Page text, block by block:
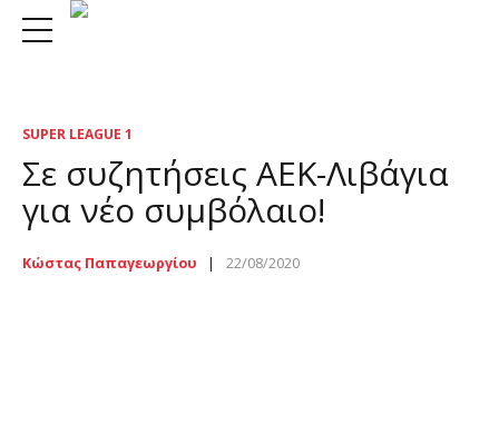
SUPER LEAGUE 1
Σε συζητήσεις ΑΕΚ-Λιβάγια
για νέο συμβόλαιο!
Κώστας Παπαγεωργίου 22/08/2020